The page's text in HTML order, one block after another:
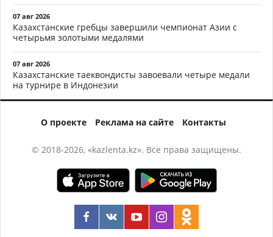
07 авг 2026
Казахстанские гребцы завершили чемпионат Азии с
четырьмя золотыми медалями
07 авг 2026
Казахстанские таеквондисты завоевали четыре медали
на турнире в Индонезии
О проекте Реклама на сайте Контакты
© 2018-2026, «kazlenta.kz». Все права защищены.